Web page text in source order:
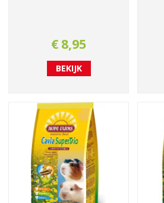
€ 8,95
BEKIJK